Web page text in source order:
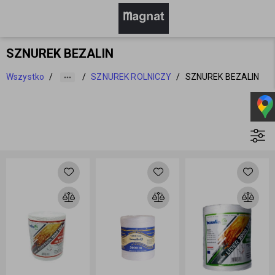
SZNUREK BEZALIN
Wszystko / / SZNUREK ROLNICZY / SZNUREK BEZALIN